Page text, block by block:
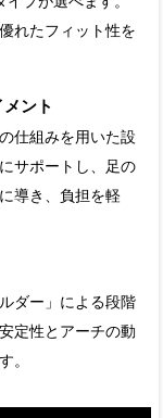
れたフィット性を
ント
仕組みを用いた設
サポートし、足の
導き、負担を軽
ダー」による段階
定性とアーチの動
。